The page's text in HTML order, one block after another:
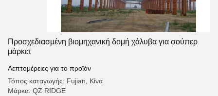
Προσχεδιασμένη βιομηχανική δομή χάλυβα για σούπερ
μάρκετ
Λεπτομέρειες για το προϊόν
Τόπος καταγωγής: Fujian, Κίνα
Μάρκα: QZ RIDGE